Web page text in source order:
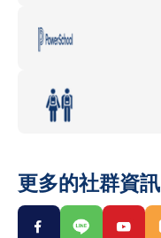
更多的社群資訊